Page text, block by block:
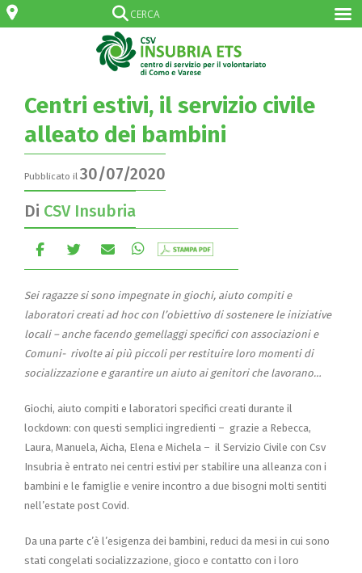
Centri estivi, il servizio civile
alleato dei bambini
Pubblicato il 30/07/2020
Di CSV Insubria
Sei ragazze si sono impegnate in giochi, aiuto compiti e
laboratori creati ad hoc con l’obiettivo di sostenere le iniziative
locali – anche facendo gemellaggi specifici con associazioni e
Comuni- rivolte ai più piccoli per restituire loro momenti di
socializzazione e garantire un aiuto ai genitori che lavorano…
Giochi, aiuto compiti e laboratori specifici creati durante il
lockdown: con questi semplici ingredienti – grazie a Rebecca,
Laura, Manuela, Aicha, Elena e Michela – il Servizio Civile con Csv
Insubria è entrato nei centri estivi per stabilire una alleanza con i
bambini e le famiglie e venire incontro a due bisogni molti sentiti
nell’estate post Covid.
Da una parte c’è l’esigenza dei bambini, reduci da mesi in cui sono
stati congelati socializzazione, gioco e contatto con i loro